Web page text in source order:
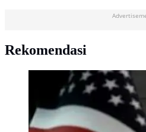
Rekomendasi